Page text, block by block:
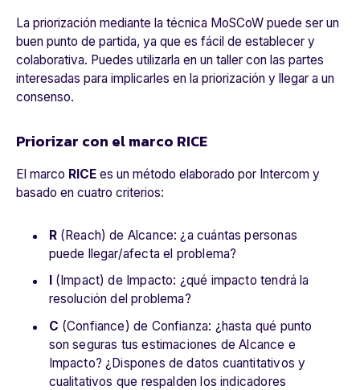
La priorización mediante la técnica MoSCoW puede ser un
buen punto de partida, ya que es fácil de establecer y
colaborativa. Puedes utilizarla en un taller con las partes
interesadas para implicarles en la priorización y llegar a un
consenso.
Priorizar con el marco RICE
El marco RICE es un método elaborado por Intercom y
basado en cuatro criterios:
R(Reach) de Alcance: ¿a cuántas personas
puede llegar/afecta el problema?
(Impact) de Impacto: ¿qué impacto tendrá la
resolución del problema?
C (Confiance) de Confianza: ¿hasta qué punto
son seguras tus estimaciones de Alcance e
Impacto? ¿Dispones de datos cuantitativos y
cualitativos que respalden los indicadores